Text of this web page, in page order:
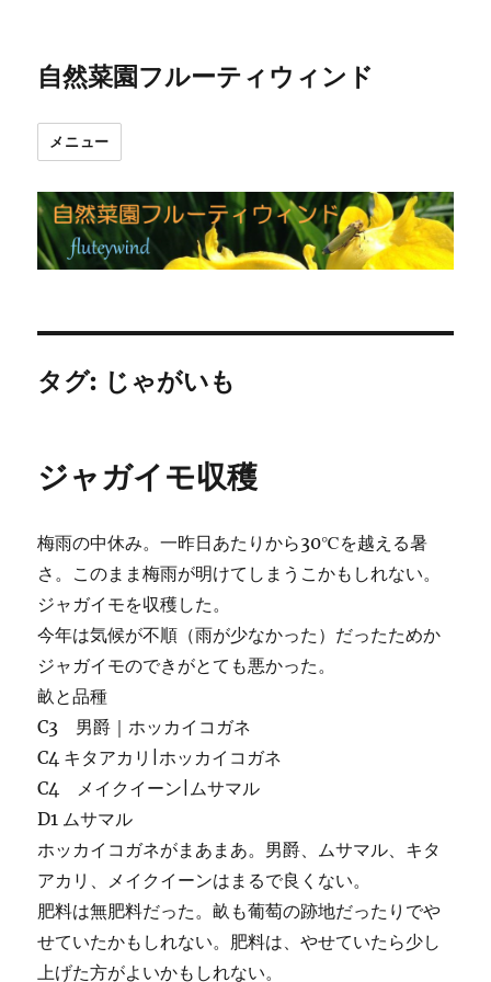
自然菜園フルーティウィンド
メニュー
タグ: じゃがいも
ジャガイモ収穫
梅雨の中休み。一昨日あたりから30℃を越える暑
さ。このまま梅雨が明けてしまうこかもしれない。
ジャガイモを収穫した。
今年は気候が不順（雨が少なかった）だったためか
ジャガイモのできがとても悪かった。
畝と品種
C3 男爵｜ホッカイコガネ
C4 キタアカリ|ホッカイコガネ
C4 メイクイーン|ムサマル
D1 ムサマル
ホッカイコガネがまあまあ。男爵、ムサマル、キタ
アカリ、メイクイーンはまるで良くない。
肥料は無肥料だった。畝も葡萄の跡地だったりでや
せていたかもしれない。肥料は、やせていたら少し
上げた方がよいかもしれない。